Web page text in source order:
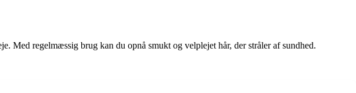
Med regelmæssig brug kan du opnå smukt og velplejet hår, der stråler af sundhed.